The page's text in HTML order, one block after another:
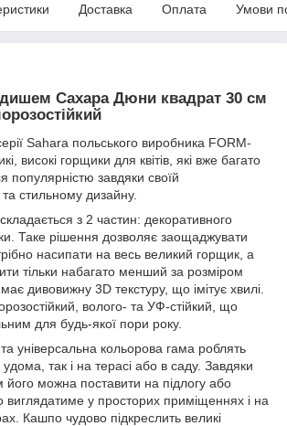
Доставка Оплата Умови
Сахара Дюни квадрат 30 см
Sahara польського виробника FORM-
високі горщики для квітів, які вже багато
популярністю завдяки своїй
стильному дизайну.
з 2 частин: декоративного
Таке рішення дозволяє заощаджувати
насипати на весь великий горщик, а
тільки набагато менший за розміром
дивовижну 3D текстуру, що імітує хвилі.
волого- та УФ-стійкий, що
для будь-якої пори року.
універсальна кольорова гама роблять
так і на терасі або в саду. Завдяки
його можна поставити на підлогу або
виглядатиме у просторих приміщеннях і на
Кашпо чудово підкреслить великі